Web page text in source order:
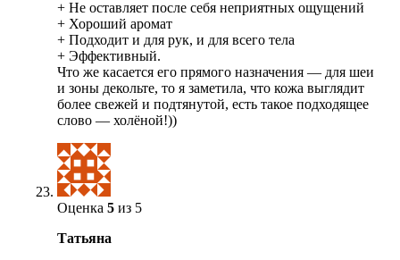
+ Не оставляет после себя неприятных ощущений
+ Хороший аромат
+ Подходит и для рук, и для всего тела
+ Эффективный.
Что же касается его прямого назначения — для шеи
и зоны декольте, то я заметила, что кожа выглядит
более свежей и подтянутой, есть такое подходящее
слово — холёной!))
Оценка 5 из 5
Татьяна